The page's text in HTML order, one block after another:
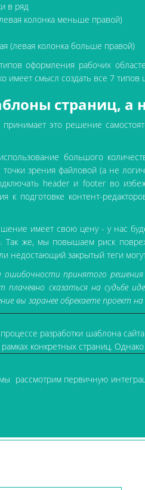
в ряд
колонка меньше правой)
(левая колонка больше правой)
оформления рабочих
имеет смысл создать все 7
страниц, а
принимает это решение
большого
точки зрения файловой (а не
header и footer во
к подготовке контент-
имеет свою цену - у нас
Так же, мы повышаем риск
недостающий закрытый теги
принятого решения
плачевно сказаться на судьбе
вы заранее обрекаете проект на
разработки шаблона
конкретных страниц.
рассмотрим первичную